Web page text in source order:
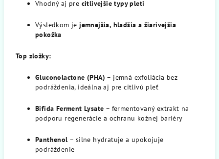
Vhodný aj pre citlivejšie typy pleti
Výsledkom jejemnejšia, hladšia a žiarivejšia
pokožka
Top zložky:
Gluconolactone (PHA) – jemná exfoliácia bez
podráždenia, ideálna aj pre citlivú pleť
Bifida Ferment Lysate – fermentovaný extrakt na
podporu regenerácie a ochranu kožnej bariéry
Panthenol – silne hydratuje a upokojuje
podráždenie